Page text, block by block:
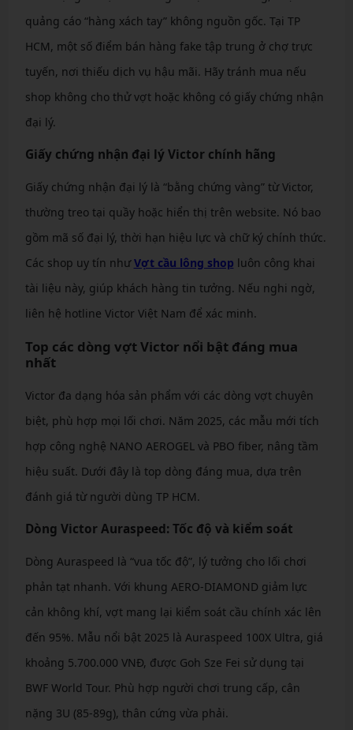
quảng cáo “hàng xách tay” không nguồn gốc. Tại TP
HCM, một số điểm bán hàng fake tập trung ở chợ trực
tuyến, nơi thiếu dịch vụ hậu mãi. Hãy tránh mua nếu
shop không cho thử vợt hoặc không có giấy chứng nhận
đại lý.
Giấy chứng nhận đại lý Victor chính hãng
Giấy chứng nhận đại lý là “bằng chứng vàng” từ Victor,
thường treo tại quầy hoặc hiển thị trên website. Nó bao
gồm mã số đại lý, thời hạn hiệu lực và chữ ký chính thức.
Các shop uy tín nhưVợt cầu lông shop luôn công khai
tài liệu này, giúp khách hàng tin tưởng. Nếu nghi ngờ,
liên hệ hotline Victor Việt Nam để xác minh.
Top các dòng vợt Victor nổi bật đáng mua
nhất
Victor đa dạng hóa sản phẩm với các dòng vợt chuyên
biệt, phù hợp mọi lối chơi. Năm 2025, các mẫu mới tích
hợp công nghệ NANO AEROGEL và PBO fiber, nâng tầm
hiệu suất. Dưới đây là top dòng đáng mua, dựa trên
đánh giá từ người dùng TP HCM.
Dòng Victor Auraspeed: Tốc độ và kiểm soát
Dòng Auraspeed là “vua tốc độ”, lý tưởng cho lối chơi
phản tạt nhanh. Với khung AERO-DIAMOND giảm lực
cản không khí, vợt mang lại kiểm soát cầu chính xác lên
đến 95%. Mẫu nổi bật 2025 là Auraspeed 100X Ultra, giá
khoảng 5.700.000 VNĐ, được Goh Sze Fei sử dụng tại
BWF World Tour. Phù hợp người chơi trung cấp, cân
nặng 3U (85-89g), thân cứng vừa phải.